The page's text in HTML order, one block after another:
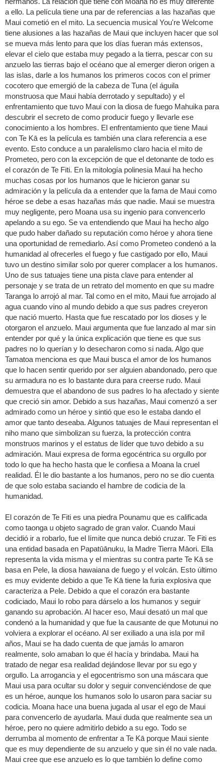
a ello. La película tiene una par de referencias a las hazañas que
Maui cometió en el mito. La secuencia musical You're Welcome
tiene alusiones a las hazañas de Maui que incluyen hacer que sol
se mueva más lento para que los días fueran más extensos,
elevar el cielo que estaba muy pegado a la tierra, pescar con su
anzuelo las tierras bajo el océano que al emerger dieron origen a
las islas, darle a los humanos los primeros cocos con el primer
cocotero que emergió de la cabeza de Tuna (el águila
monstruosa que Maui había derrotado y sepultado) y el
enfrentamiento que tuvo Maui con la diosa de fuego Mahuika para
descubrir el secreto de como producir fuego y llevarle ese
conocimiento a los hombres. El enfrentamiento que tiene Maui
con Te Kā es la película es también una clara referencia a ese
evento. Esto conduce a un paralelismo claro hacia el mito de
Prometeo, pero con la excepción de que el detonante de todo es
el corazón de Te Fiti. En la mitología polinesia Maui ha hecho
muchas cosas por los humanos que le hicieron ganar su
admiración y la película da a entender que la fama de Maui como
héroe se debe a esas hazañas más que nadie. Maui se muestra
muy negligente, pero Moana usa su ingenio para convencerlo
apelando a su ego. Se va entendiendo que Maui ha hecho algo
que pudo haber dañado su reputación como héroe y ahora tiene
una oportunidad de remediarlo. Así como Prometeo condenó a la
humanidad al ofrecerles el fuego y fue castigado por ello, Maui
tuvo un destino similar solo por querer complacer a los humanos.
Uno de sus tatuajes tiene una pista clave para entender al
personaje y se trata de un retrato del momento en que su madre
Taranga lo arrojó al mar. Tal como en el mito, Maui fue arrojado al
agua cuando vino al mundo debido a que sus padres creyeron
que nació muerto. Hasta que fue rescatado por los dioses y le
otorgaron el anzuelo. Maui argumenta que fue lanzado al mar sin
entender por qué y la única explicación que tiene es que sus
padres no lo querían y lo desecharon como si nada. Algo que
Tamatoa menciona es que Maui busca el amor de los humanos
que lo hacen sentir querido por ser alguien abandonado, pero que
su armadura no es lo bastante dura para creerse rudo. Maui
demuestra que el abandono de sus padres lo ha afectado y siente
que creció sin amor. Debido a sus hazañas, Maui comenzó a ser
admirado como un héroe y sintió que eso le estaba dando el
amor que tanto deseaba. Algunos tatuajes de Maui representan el
niho mano que simbolizan su fuerza, la protección contra
monstruos marinos y el estatus de líder que tuvo debido a su
admiración. Maui expresa de forma egocéntrica su orgullo por
todo lo que ha hecho hasta que le confiesa a Moana la cruel
realidad. Él le dio bastante a los humanos, pero no se dio cuenta
de que solo estaba saciando el hambre de codicia de la
humanidad.
El corazón de Te Fiti es una piedra Pounamu que es calificada
como taonga u objeto sagrado de gran valor. Cuando Maui
decidió ir a robarlo, fue el límite que nunca debió cruzar. Te Fiti es
una entidad basada en Papatūānuku, la Madre Tierra Māori. Ella
representa la vida misma y el mientras su contra parte Te Kā se
basa en Pele, la diosa hawaiana de fuego y el volcán. Esto último
es muy evidente debido a que Te Kā tiene la furia explosiva que
caracteriza a Pele. Debido a que el corazón era bastante
codiciado, Maui lo robo para dárselo a los humanos y seguir
ganando su aprobación. Al hacer eso, Maui desató un mal que
condenó a la humanidad y que fue la causante de que Motunui no
volviera a explorar el océano. Al ser exiliado a una isla por mil
años, Maui se ha dado cuenta de que jamás lo amaron
realmente, solo amaban lo que él hacía y brindaba. Maui ha
tratado de negar esa realidad dejándose llevar por su ego y
orgullo. La arrogancia y el egocentrismo son una máscara que
Maui usa para ocultar su dolor y seguir convenciéndose de que
es un héroe, aunque los humanos solo lo usaron para saciar su
codicia. Moana hace una buena jugada al usar el ego de Maui
para convencerlo de ayudarla. Maui duda que realmente sea un
héroe, pero no quiere admitirlo debido a su ego. Todo se
derrumba al momento de enfrentar a Te Kā porque Maui siente
que es muy dependiente de su anzuelo y que sin él no vale nada.
Maui cree que ese anzuelo es lo que también lo define como